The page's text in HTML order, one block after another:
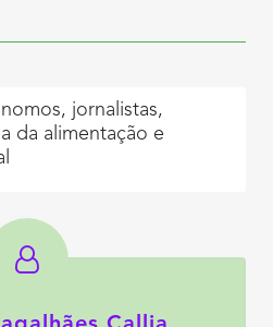
jornalistas,
da alimentação e